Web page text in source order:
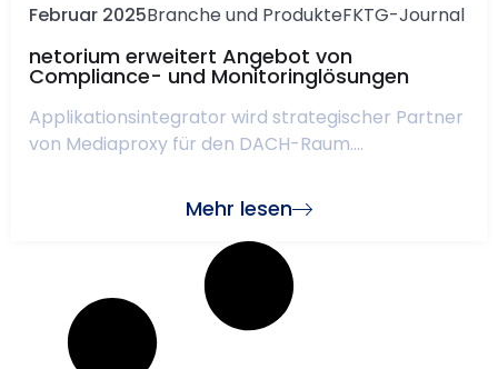
Februar 2025Branche und ProdukteFKTG-Journal
netorium erweitert Angebot von
Compliance- und Monitoringlösungen
Applikationsintegrator wird strategischer Partner
von Mediaproxy für den DACH-Raum....
Mehr lesen